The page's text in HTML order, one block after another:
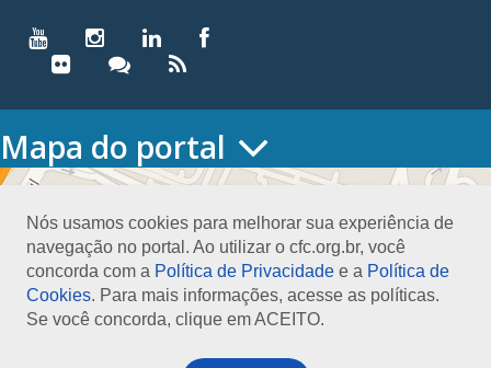
Nós usamos cookies para melhorar sua experiência de
navegação no portal. Ao utilizar o cfc.org.br, você
concorda com a Política de Privacidade e a Política de
Cookies. Para mais informações, acesse as políticas.
Se você concorda, clique em ACEITO.
Mapa do portal
HOME
Conselho Diretor
Nossa Sede
Planejamento
Organograma
Medalha João Lyra